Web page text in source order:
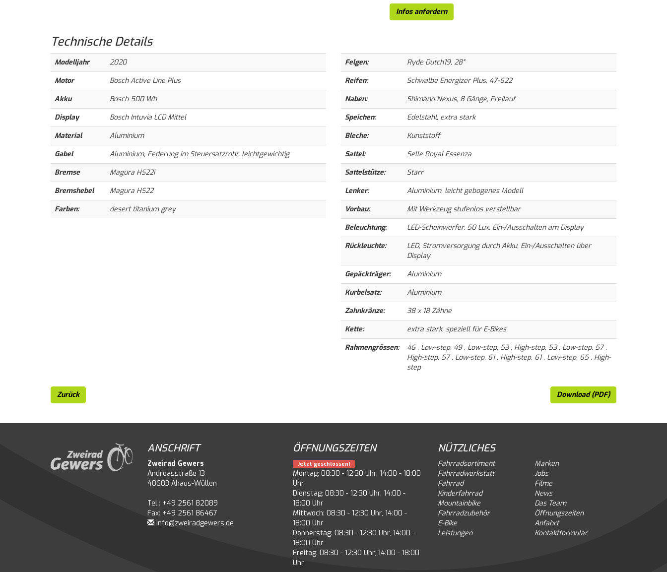
Infos anfordern
TechnischeDetails
Modelljahr
2020
Motor
Bosch Active Line Plus
Akku
Bosch 500 Wh
Display
Bosch Intuvia LCD Mittel
Material
Aluminium
Gabel
Aluminium, Federung im Steuersatzrohr, leichtgewichtig
Bremse
Magura HS22i
Bremshebel
Magura HS22
Farben:
desert titanium grey
Felgen:
Ryde Dutch19, 28"
Reifen:
Schwalbe Energizer Plus, 47-622
Naben:
Shimano Nexus, 8 Gänge, Freilauf
Speichen:
Edelstahl, extra stark
Bleche:
Kunststoff
Sattel:
Selle Royal Essenza
Sattelstütze:
Starr
Lenker:
Aluminium, leicht gebogenes Modell
Vorbau:
Mit Werkzeug stufenlos verstellbar
Beleuchtung:
LED-Scheinwerfer, 50 Lux, Ein-/Ausschalten am Display
Rückleuchte:
LED, Stromversorgung durch Akku, Ein-/Ausschalten über
Display
Gepäckträger:
Aluminium
Kurbelsatz:
Aluminium
Zahnkränze:
38 x 18 Zähne
Kette:
extra stark, speziell für E-Bikes
Rahmengrössen:
46 , Low-step, 49 , Low-step, 53 , High-step, 53 , Low-step, 57 ,
High-step, 57 , Low-step, 61 , High-step, 61 , Low-step, 65 , High-
step
Zurück Download (PDF)
ANSCHRIFT
Zweirad Gewers
Andreasstraße 13
48683 Ahaus-Wüllen
Tel.: +49 2561 82089
Fax: +49 2561 86467
info@zweiradgewers.de
ÖFFNUNGSZEITEN
Jetzt geschlossen!
Montag: 08:30 - 12:30 Uhr, 14:00 - 18:00
Uhr
Dienstag: 08:30 - 12:30 Uhr, 14:00 -
18:00 Uhr
Mittwoch: 08:30 - 12:30 Uhr, 14:00 -
18:00 Uhr
Donnerstag: 08:30 - 12:30 Uhr, 14:00 -
18:00 Uhr
Freitag: 08:30 - 12:30 Uhr, 14:00 - 18:00
Uhr
NÜTZLICHES
Fahrradsortiment
Fahrradwerkstatt
Fahrrad
Kinderfahrrad
Mountainbike
Fahrradzubehör
E-Bike
Leistungen
Marken
Jobs
Filme
News
Das Team
Öffnungszeiten
Anfahrt
Kontaktformular